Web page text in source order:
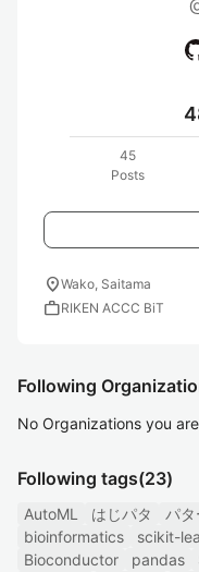
45
Posts
location_onWako, Saitama
workRIKEN ACCC BiT
Following
No Organizations you
Following tags(23)
AutoML はじパタ パ
bioinformatics
scikit-
Bioconductor
pandas